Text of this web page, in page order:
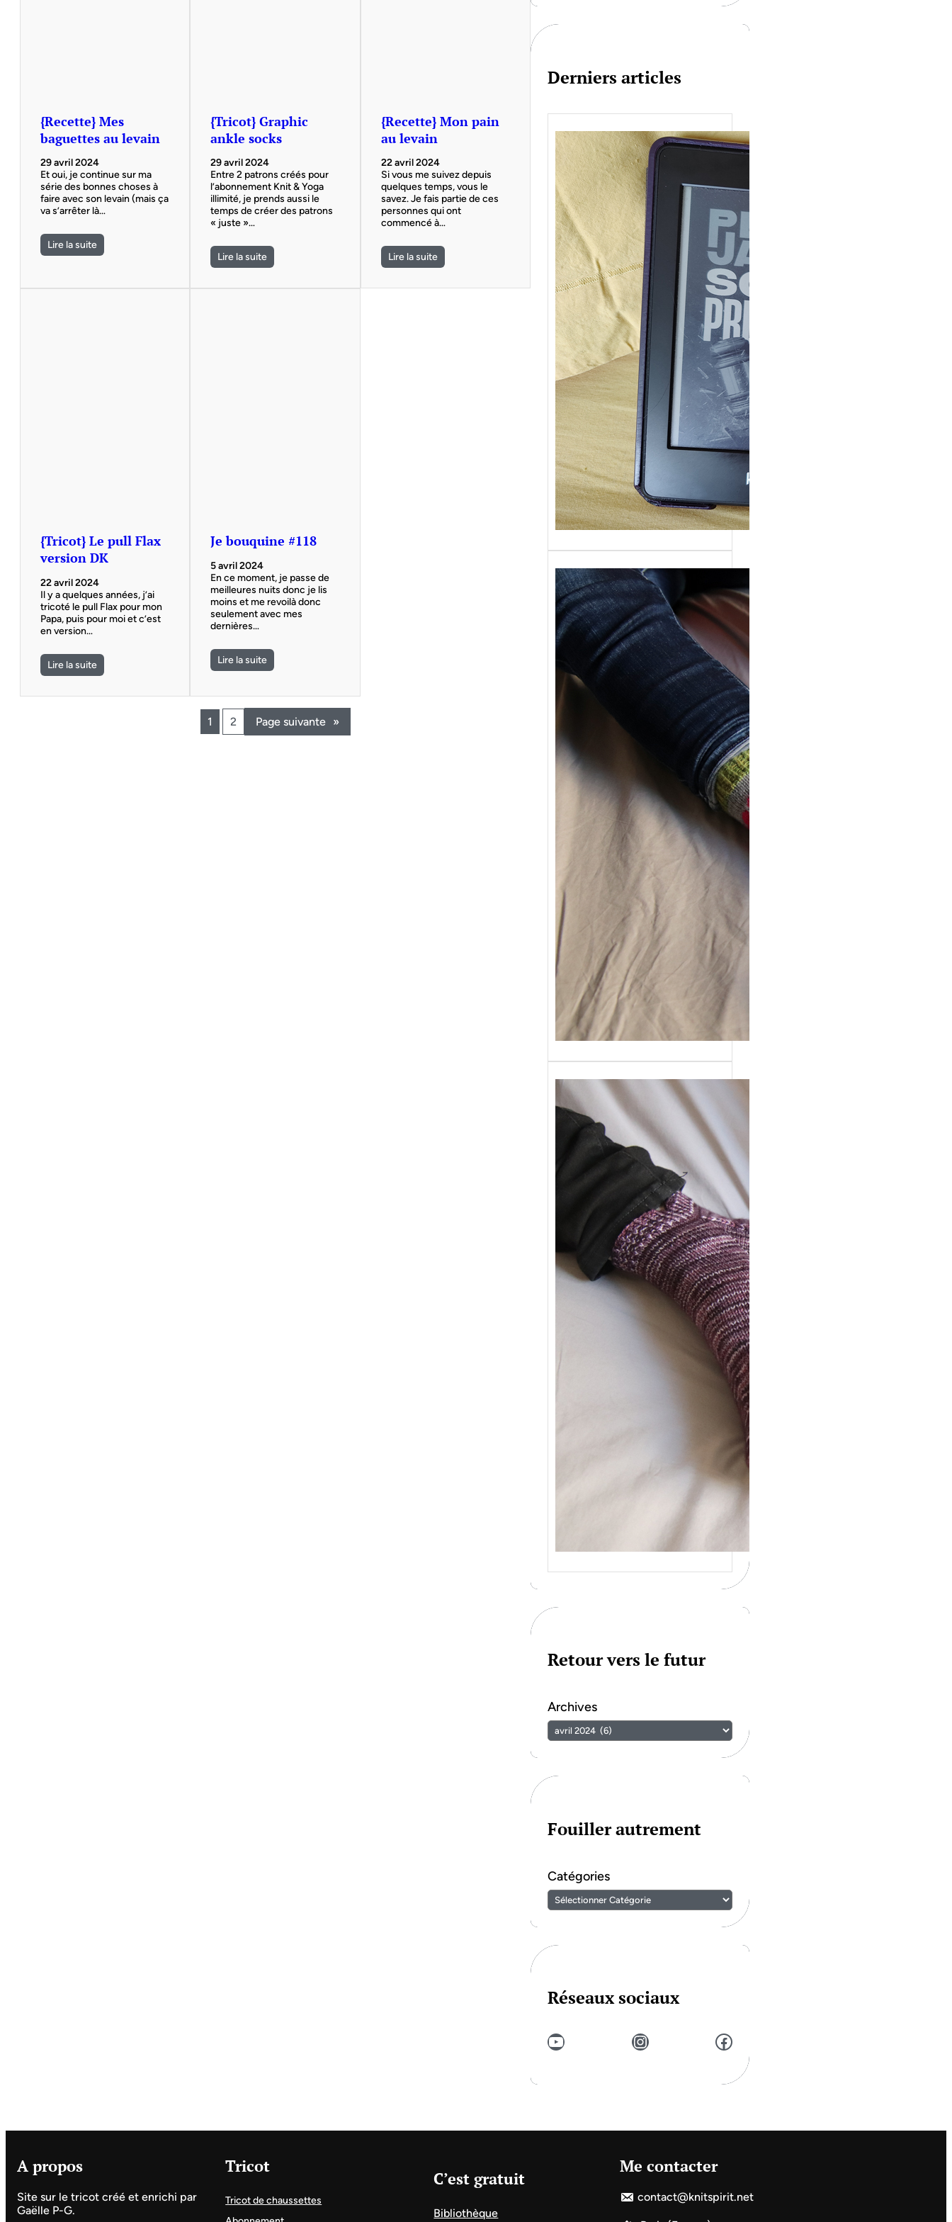
{Recette} Mes
baguettes au levain
29 avril 2024
Et oui, je continue sur ma
série des bonnes choses à
faire avec son levain (mais ça
va s’arrêter là…
Lire la suite
{Tricot} Graphic
ankle socks
29 avril 2024
Entre 2 patrons créés pour
l’abonnement Knit & Yoga
illimité, je prends aussi le
temps de créer des patrons
« juste »…
Lire la suite
{Recette} Mon pain
au levain
22 avril 2024
Si vous me suivez depuis
quelques temps, vous le
savez. Je fais partie de ces
personnes qui ont
commencé à…
Lire la suite
{Tricot} Le pull Flax
version DK
22 avril 2024
Il y a quelques années, j’ai
tricoté le pull Flax pour mon
Papa, puis pour moi et c’est
en version…
Lire la suite
Je bouquine #118
5 avril 2024
En ce moment, je passe de
meilleures nuits donc je lis
moins et me revoilà donc
seulement avec mes
dernières…
Lire la suite
1 2 Page suivante »
h
Derniers articles
Je bouquine #149
Sans grande surprise, j’ai
replongé dans la série
« Roy Grace »…
{Tricot} Flower
power socks
Ce patron a été
initialement créé pour
les membres de…
{Tricot} Le défi 2026
: Je tricote mes
socquettes
C’est la 4ème année
j’organise un défi de…
Retour vers le futur
Archives
Fouiller autrement
Catégories
Réseaux sociaux
YouTube Instagram Facebook
A propos
Site sur le tricot créé et enrichi par
Gaëlle P-G.
Tricot
Tricot de chaussettes
C’est gratuit
Bibliothèque
Me contacter
contact@knitspirit.net